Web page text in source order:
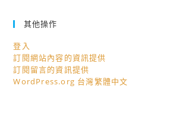
其他操作
登入
訂閱網站內容的資訊提供
訂閱留言的資訊提供
WordPress.org 台灣繁體中文